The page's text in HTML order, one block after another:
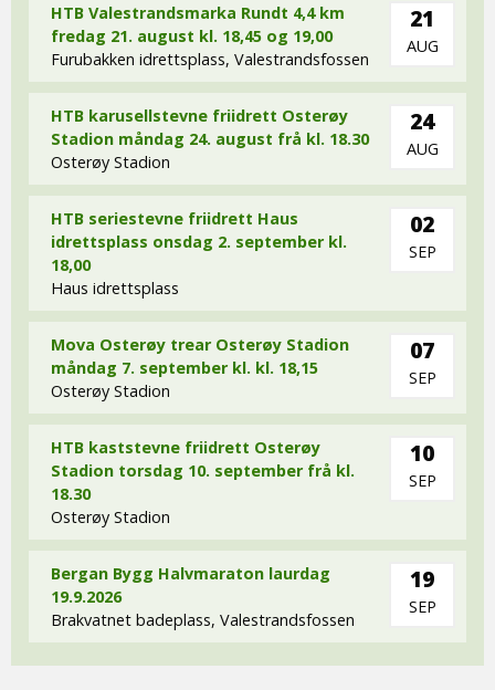
HTB Valestrandsmarka Rundt 4,4 km
fredag 21. august kl. 18,45 og 19,00
Furubakken idrettsplass, Valestrandsfossen
21
AUG
HTB karusellstevne friidrett Osterøy
Stadion måndag 24. august frå kl. 18.30
Osterøy Stadion
24
AUG
HTB seriestevne friidrett Haus
idrettsplass onsdag 2. september kl.
18,00
Haus idrettsplass
02
SEP
Mova Osterøy trear Osterøy Stadion
måndag 7. september kl. kl. 18,15
Osterøy Stadion
07
SEP
HTB kaststevne friidrett Osterøy
Stadion torsdag 10. september frå kl.
18.30
Osterøy Stadion
10
SEP
Bergan Bygg Halvmaraton laurdag
19.9.2026
Brakvatnet badeplass, Valestrandsfossen
19
SEP